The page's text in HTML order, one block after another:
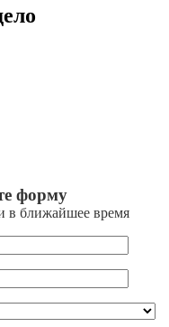
форму
в ближайшее время